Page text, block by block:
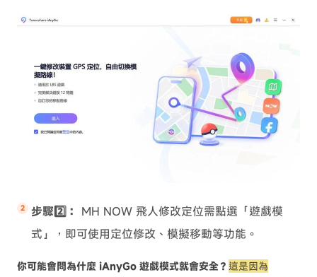
步驟2️⃣： MH NOW 飛人修改定位需點選「遊戲模
式」，即可使用定位修改、模擬移動等功能。
你可能會問為什麼 iAnyGo 遊戲模式就會安全？ 這是因為